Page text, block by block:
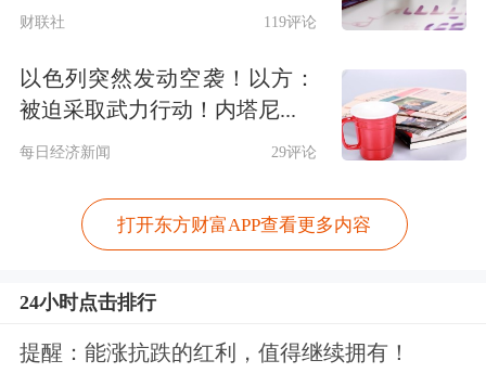
国产商业火箭复用技术取得新进展
国内方面，6月9日，朱雀二号改进型遥
六运载火箭在东风商业航天创新试验区
财联社 119评论
以色列突然发动空袭！以方：
被迫采取武力行动！内塔尼...
每日经济新闻 29评论
打开东方财富APP查看更多内容
24小时点击排行
提醒：能涨抗跌的红利，值得继续拥有！